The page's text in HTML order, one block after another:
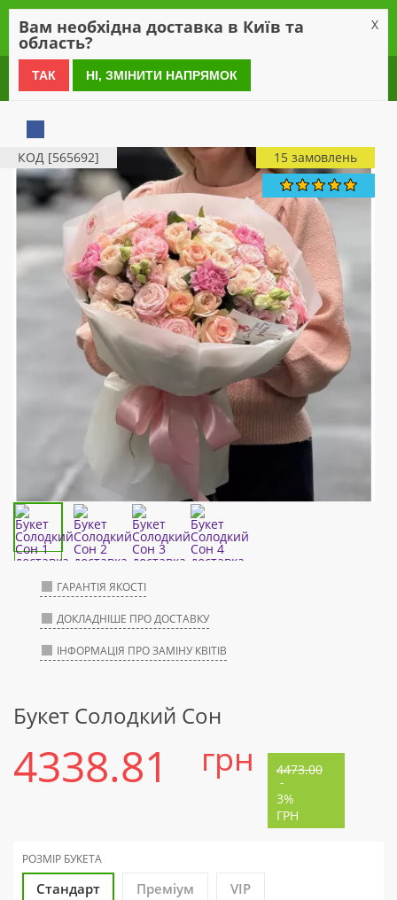
0 800 21 54 55
КОД [565692] 15 замовлень
ГАРАНТІЯ ЯКОСТІ
ДОКЛАДНІШЕ ПРО ДОСТАВКУ
ІНФОРМАЦІЯ ПРО ЗАМІНУ КВІТІВ
Букет Солодкий Сон
4338.81 грн 4473.00
-
3%
ГРН
РОЗМІР БУКЕТА
Стандарт Преміум VIP
Вам необхідна доставка в Київ та
область?
X
ТАК НІ, ЗМІНИТИ НАПРЯМОК